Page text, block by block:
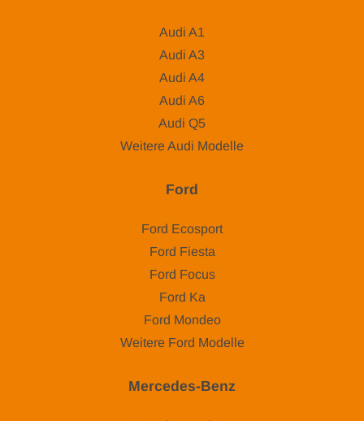
Audi A1
Audi A3
Audi A4
Audi A6
Audi Q5
Weitere Audi Modelle
Ford
Ford Ecosport
Ford Fiesta
Ford Focus
Ford Ka
Ford Mondeo
Weitere Ford Modelle
Mercedes-Benz